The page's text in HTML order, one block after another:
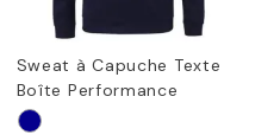
Sweat à Capuche Texte
Boîte Performance